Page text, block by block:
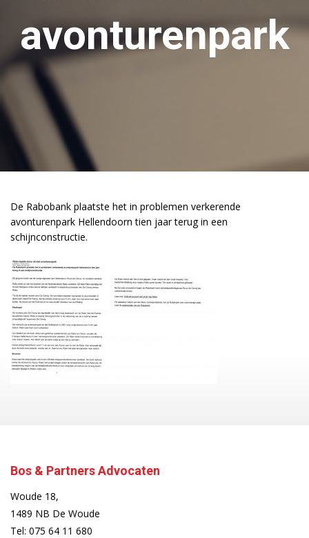
avonturenpark
De Rabobank plaatste het in problemen verkerende
avonturenpark Hellendoorn tien jaar terug in een
schijnconstructie.
Bos & Partners Advocaten
Woude 18,
1489 NB De Woude
Tel: 075 64 11 680